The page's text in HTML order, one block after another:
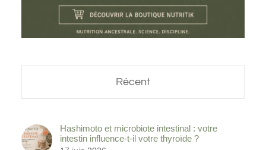
Récent
Hashimoto et microbiote intestinal : votre
intestin influence-t-il votre thyroïde ?